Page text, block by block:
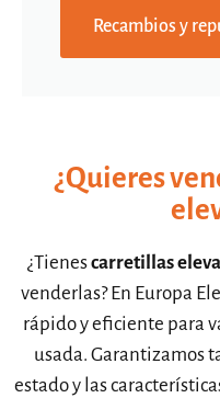
Recambios y
¿Quieres
¿Tienescarretillas
venderlas? En Europa
rápido y eficiente para
usada. Garantizamos
estado y las